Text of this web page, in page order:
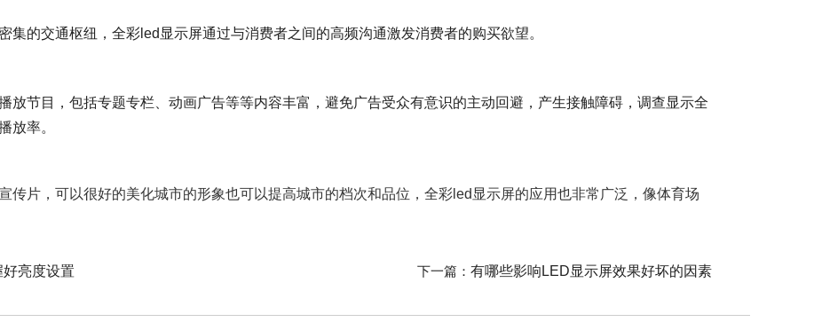
集的交通枢纽，全彩led显示屏通过与消费者之间的高频沟通激发消费者的购买欲望。
放节目，包括专题专栏、动画广告等等内容丰富，避免广告受众有意识的主动回避，产生接触障碍，调查显示全
放率。
传片，可以很好的美化城市的形象也可以提高城市的档次和品位，全彩led显示屏的应用也非常广泛，像体育场
亮度设置 下一篇： 有哪些影响LED显示屏效果好坏的因素